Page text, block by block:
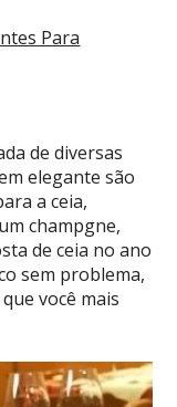
Para
de diversas
elegante são
a ceia,
champgne,
de ceia no ano
sem problema,
você mais